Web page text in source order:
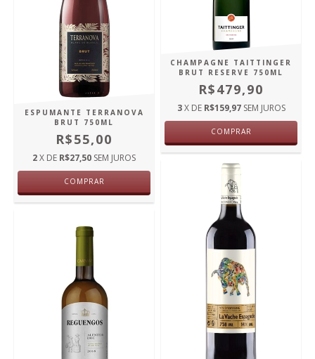
ESPUMANTE TERRANOVA
BRUT 750ML
R$55,00
2X DE R$27,50 SEM JUROS
COMPRAR
CHAMPAGNE TAITTINGER
BRUT RESERVE 750ML
R$479,90
3 X DE R$159,97 SEM JUROS
COMPRAR